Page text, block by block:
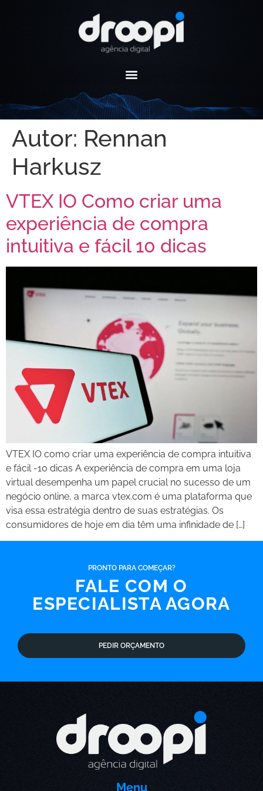
Autor: Rennan
Harkusz
VTEX IO Como criar uma
experiência de compra
intuitiva e fácil 10 dicas
VTEX IO como criar uma experiência de compra intuitiva
e fácil -10 dicas A experiência de compra em uma loja
virtual desempenha um papel crucial no sucesso de um
negócio online, a marca vtex.com é uma plataforma que
visa essa estratégia dentro de suas estratégias. Os
consumidores de hoje em dia têm uma infinidade de […]
PRONTO PARA COMEÇAR?
FALE COM O
ESPECIALISTA AGORA
PEDIR ORÇAMENTO
Menu